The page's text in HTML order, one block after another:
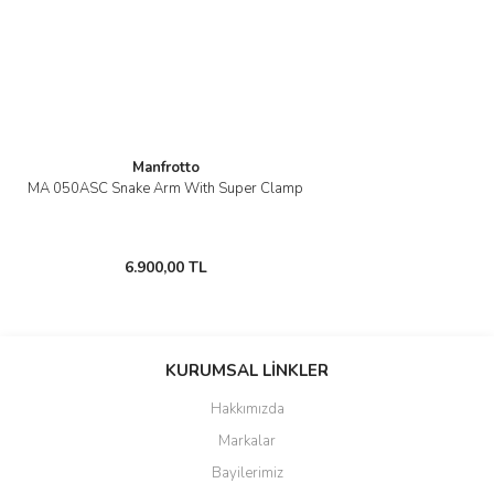
Gönder
Manfrotto
MA 050ASC Snake Arm With Super Clamp
6.900,00 TL
KURUMSAL LİNKLER
Hakkımızda
Markalar
Bayilerimiz